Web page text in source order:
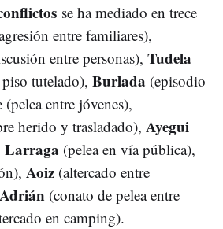
se ha mediado en trece
entre familiares),
entre personas), Tudela
tutelado), Burlada (episodio
(pelea entre jóvenes),
herido y trasladado), Ayegui
Larraga (pelea en vía pública),
Aoiz (altercado entre
(conato de pelea entre
en camping).